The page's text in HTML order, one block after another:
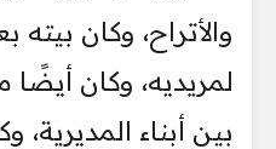
والأتراح، وكان بيته
لمريديه، وكان
بين أبناء المديرية،